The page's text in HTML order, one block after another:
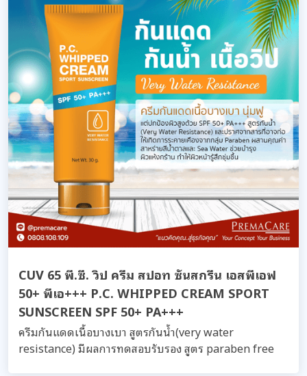
CUV 65 พี.ซี. วิป ครีม สปอท ซันสกรีน เอสพีเอฟ
50+ พีเอ+++ P.C. WHIPPED CREAM SPORT
SUNSCREEN SPF 50+ PA+++
ครีมกันแดดเนื้อบางเบา สูตรกันน้ำ(very water
resistance) มีผลการทดสอบรับรอง สูตร paraben free